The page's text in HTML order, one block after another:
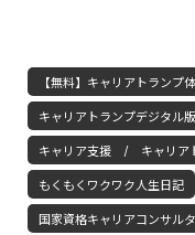
【無料】キャリアトランプ
キャリアトランプデジタル版
キャリア支援 / キャリア
もくもくワクワク人生日記
国家資格キャリアコンサル